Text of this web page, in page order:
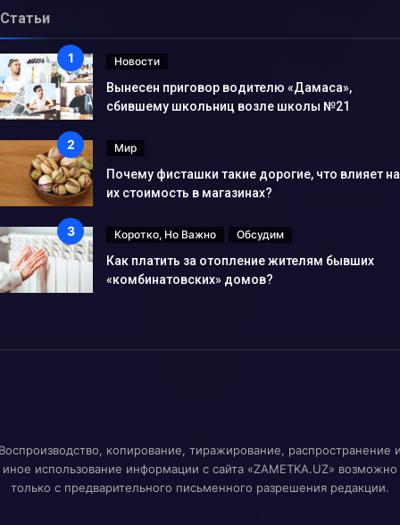
Статьи
Новости
Вынесен приговор водителю «Дамаса»,
сбившему школьниц возле школы №21
Мир
Почему фисташки такие дорогие, что влияет на
их стоимость в магазинах?
Коротко, Но Важно Обсудим
Как платить за отопление жителям бывших
«комбинатовских» домов?
копирование, тиражирование, распространение
иное использование информации с сайта «ZAMETKA.UZ» возможно
только с предварительного письменного разрешения редакции.